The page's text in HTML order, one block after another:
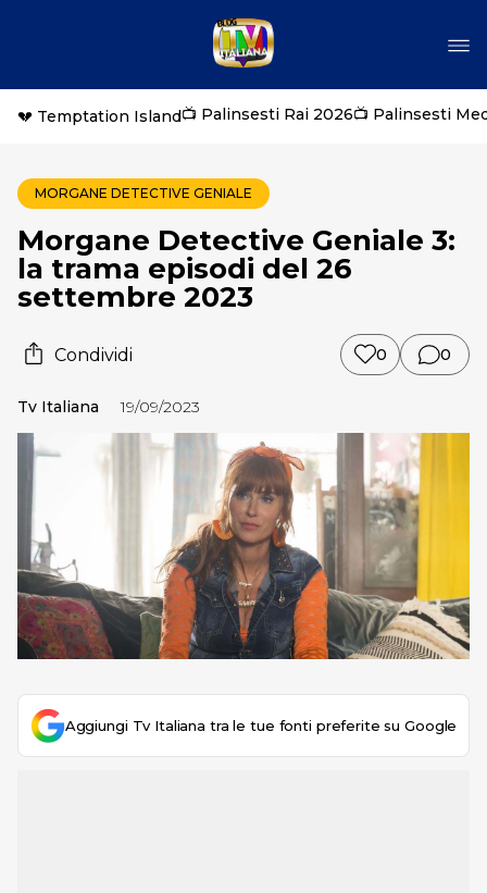
💔 Temptation Island📺 Palinsesti Rai 2026📺 Palinsesti
MORGANE DETECTIVE GENIALE
Morgane Detective Geniale 3:
la trama episodi del 26
settembre 2023
Condividi 0 0
Tv Italiana 19/09/2023
Aggiungi Tv Italiana tra le tue fonti preferite su Google